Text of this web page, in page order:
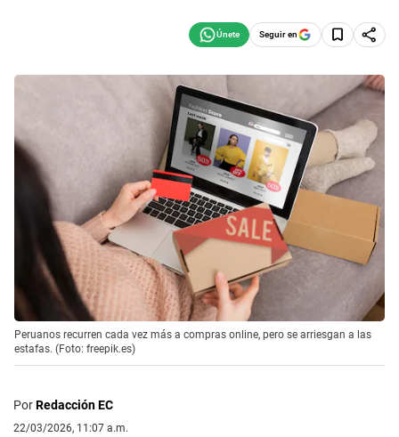
Seguir en
Peruanos recurren cada vez más a compras online, pero se arriesgan a las
estafas. (Foto: freepik.es)
PorRedacción EC
22/03/2026, 11:07 a.m.